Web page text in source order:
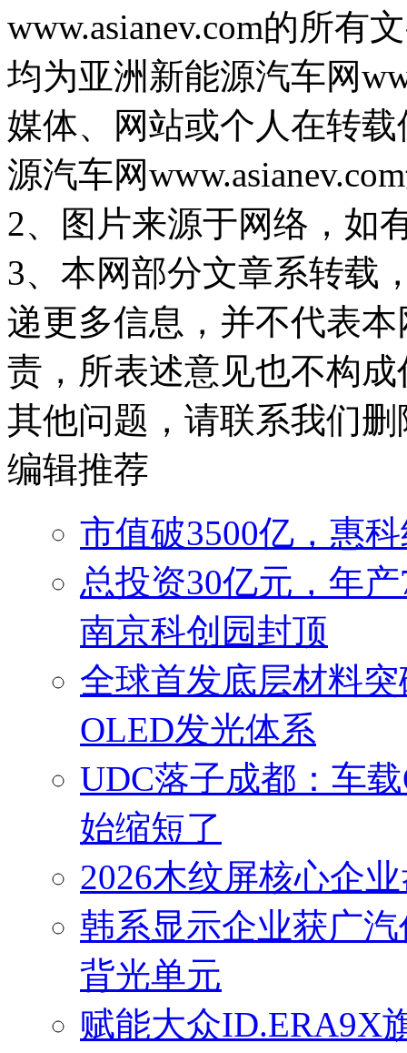
www.asianev.com的所有
均为亚洲新能源汽车网
媒体、网站或个人在转
源汽车网
2、图片来源于网络，如
3、本网部分文章系转载
递更多信息，并不代表
责，所表述意见也不构
其他问题，请联系我们
编辑推荐
市值破3500亿，惠
总投资30亿元，年
南京科创园封顶
全球首发底层材料
OLED发光体系
UDC落子成都：车
始缩短了
2026木纹屏核心企
韩系显示企业获广
背光单元
赋能大众ID.ERA9X